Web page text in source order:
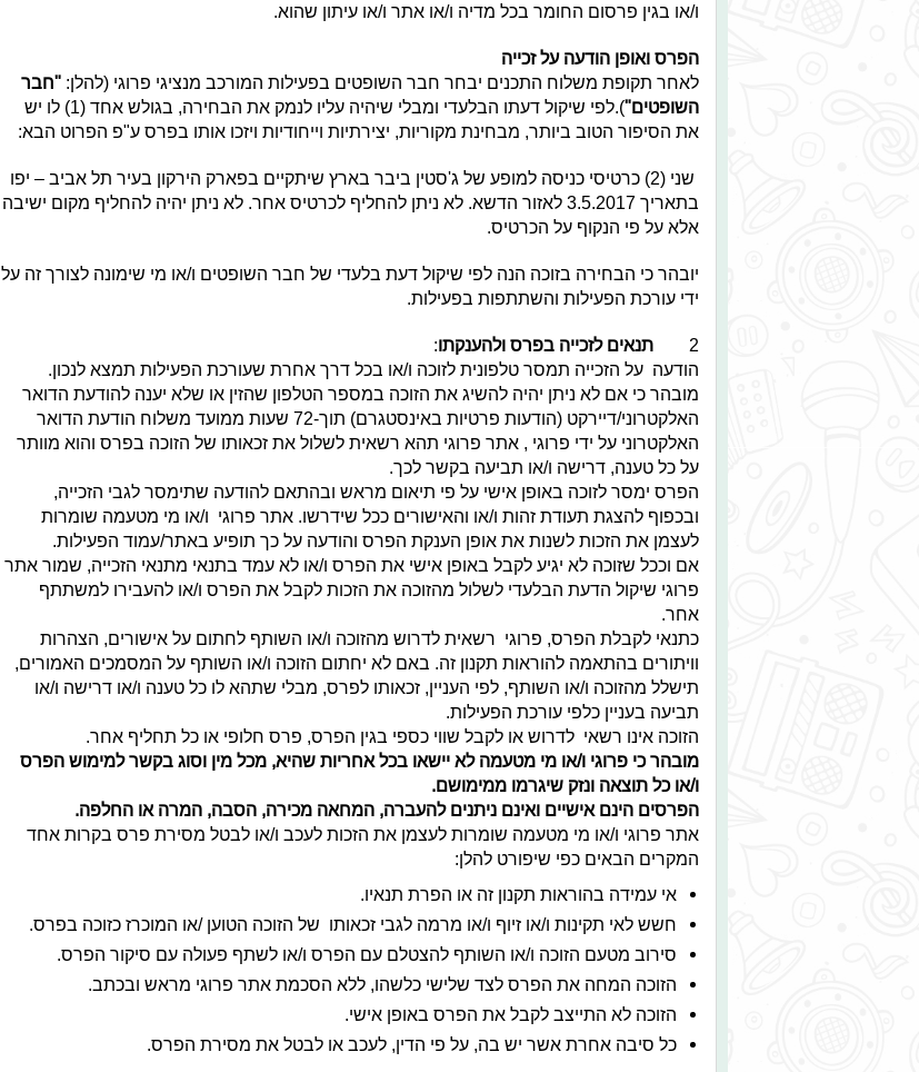
ו/או בגין פרסום החומר בכל מדיה ו/או אתר ו/או עיתון שהוא.
הפרס ואופן הודעה על זכייה
לאחר תקופת משלוח התכנים יבחר חבר השופטים בפעילות המורכב מנציגי פרוגי (להלן: "חבר
השופטים"
).לפי שיקול דעתו הבלעדי ומבלי שיהיה עליו לנמק את הבחירה, בגולש אחד (1) לו יש
את הסיפור הטוב ביותר, מבחינת מקוריות, יצירתיות וייחודיות ויזכו אותו בפרס ע"פ הפרוט הבא:
שני (2) כרטיסי כניסה למופע של ג'סטין ביבר בארץ שיתקיים בפארק הירקון בעיר תל אביב – יפו
בתאריך 3.5.2017 לאזור הדשא. לא ניתן להחליף לכרטיס אחר. לא ניתן יהיה להחליף מקום ישיבה
אלא על פי הנקוף על הכרטיס.
יובהר כי הבחירה בזוכה הנה לפי שיקול דעת בלעדי של חבר השופטים ו/או מי שימונה לצורך זה על
ידי עורכת הפעילות והשתתפות בפעילות.
2 תנאים לזכייה בפרס ולהענקתו:
הודעה על הזכייה תמסר טלפונית לזוכה ו/או בכל דרך אחרת שעורכת הפעילות תמצא לנכון.
מובהר כי אם לא ניתן יהיה להשיג את הזוכה במספר הטלפון שהזין או שלא יענה להודעת הדואר
האלקטרוני/דיירקט (הודעות פרטיות באינסטגרם) תוך-72 שעות ממועד משלוח הודעת הדואר
האלקטרוני על ידי פרוגי , אתר פרוגי תהא רשאית לשלול את זכאותו של הזוכה בפרס והוא מוותר
על כל טענה, דרישה ו/או תביעה בקשר לכך.
הפרס ימסר לזוכה באופן אישי על פי תיאום מראש ובהתאם להודעה שתימסר לגבי הזכייה,
ובכפוף להצגת תעודת זהות ו/או והאישורים ככל שידרשו. אתר פרוגי ו/או מי מטעמה שומרות
לעצמן את הזכות לשנות את אופן הענקת הפרס והודעה על כך תופיע באתר/עמוד הפעילות.
אם וככל שזוכה לא יגיע לקבל באופן אישי את הפרס ו/או לא עמד בתנאי מתנאי הזכייה, שמור אתר
פרוגי שיקול הדעת הבלעדי לשלול מהזוכה את הזכות לקבל את הפרס ו/או להעבירו למשתתף
אחר.
כתנאי לקבלת הפרס, פרוגי רשאית לדרוש מהזוכה ו/או השותף לחתום על אישורים, הצהרות
וויתורים בהתאמה להוראות תקנון זה. באם לא יחתום הזוכה ו/או השותף על המסמכים האמורים,
תישלל מהזוכה ו/או השותף, לפי העניין, זכאותו לפרס, מבלי שתהא לו כל טענה ו/או דרישה ו/או
תביעה בעניין כלפי עורכת הפעילות.
הזוכה אינו רשאי לדרוש או לקבל שווי כספי בגין הפרס, פרס חלופי או כל תחליף אחר.
מובהר כי פרוגי ו/או מי מטעמה לא יישאו בכל אחריות שהיא, מכל מין וסוג בקשר למימוש הפרס
ו/או כל תוצאה ונזק שיגרמו ממימושם.
הפרסים הינם אישיים ואינם ניתנים להעברה, המחאה מכירה, הסבה, המרה או החלפה.
אתר פרוגי ו/או מי מטעמה שומרות לעצמן את הזכות לעכב ו/או לבטל מסירת פרס בקרות אחד
המקרים הבאים כפי שיפורט להלן:
אי עמידה בהוראות תקנון זה או הפרת תנאיו.
חשש לאי תקינות ו/או זיוף ו/או מרמה לגבי זכאותו של הזוכה הטוען /או המוכרז כזוכה בפרס.
סירוב מטעם הזוכה ו/או השותף להצטלם עם הפרס ו/או לשתף פעולה עם סיקור הפרס.
הזוכה המחה את הפרס לצד שלישי כלשהו, ללא הסכמת אתר פרוגי מראש ובכתב.
הזוכה לא התייצב לקבל את הפרס באופן אישי.
כל סיבה אחרת אשר יש בה, על פי הדין, לעכב או לבטל את מסירת הפרס.